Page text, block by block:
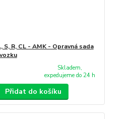
S, R, CL - AMK - Opravná sada
Skladem,
expedujeme do 24 h
Přidat do košíku